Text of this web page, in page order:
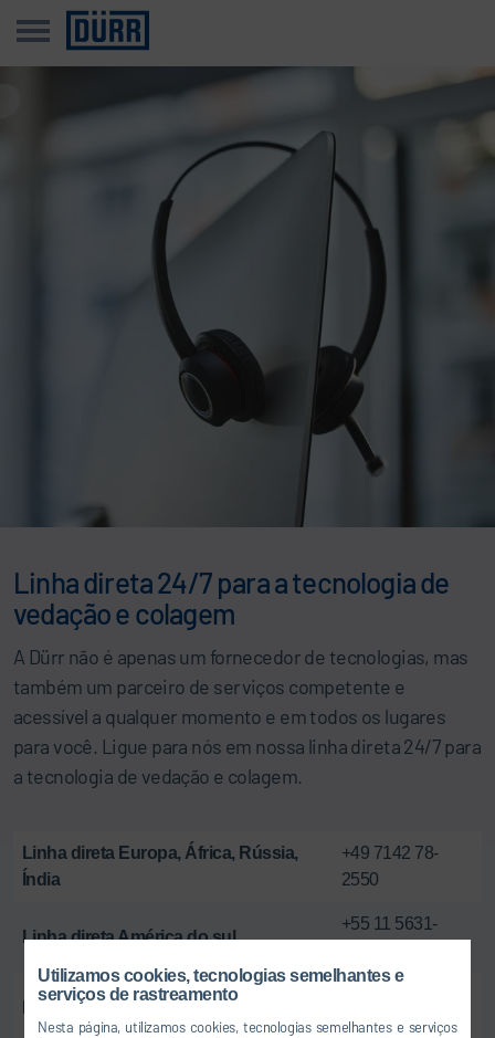
Utilizamos cookies, tecnologias semelhantes e
serviços de rastreamento
Nesta página, utilizamos cookies, tecnologias semelhantes e serviços
Linha direta 24/7 para a tecnologia de
vedação e colagem
A Dürr não é apenas um fornecedor de tecnologias, mas
também um parceiro de serviços competente e
acessível a qualquer momento e em todos os lugares
para você. Ligue para nós em nossa linha direta 24/7 para
a tecnologia de vedação e colagem.
Linha direta Europa, África, Rússia,
Índia
+49 7142 78-
2550
Linha direta América do sul
+55 11 5631-
Linha direta México
9587